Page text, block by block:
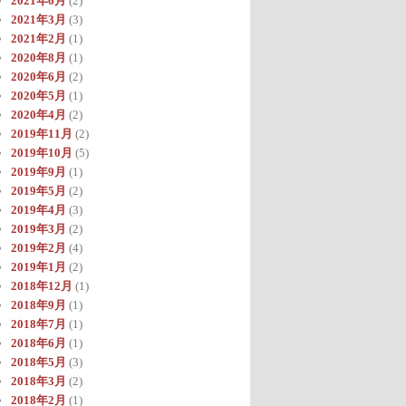
2021年3月 (3)
2021年2月 (1)
2020年8月 (1)
2020年6月 (2)
2020年5月 (1)
2020年4月 (2)
2019年11月 (2)
2019年10月 (5)
2019年9月 (1)
2019年5月 (2)
2019年4月 (3)
2019年3月 (2)
2019年2月 (4)
2019年1月 (2)
2018年12月 (1)
2018年9月 (1)
2018年7月 (1)
2018年6月 (1)
2018年5月 (3)
2018年3月 (2)
2018年2月 (1)